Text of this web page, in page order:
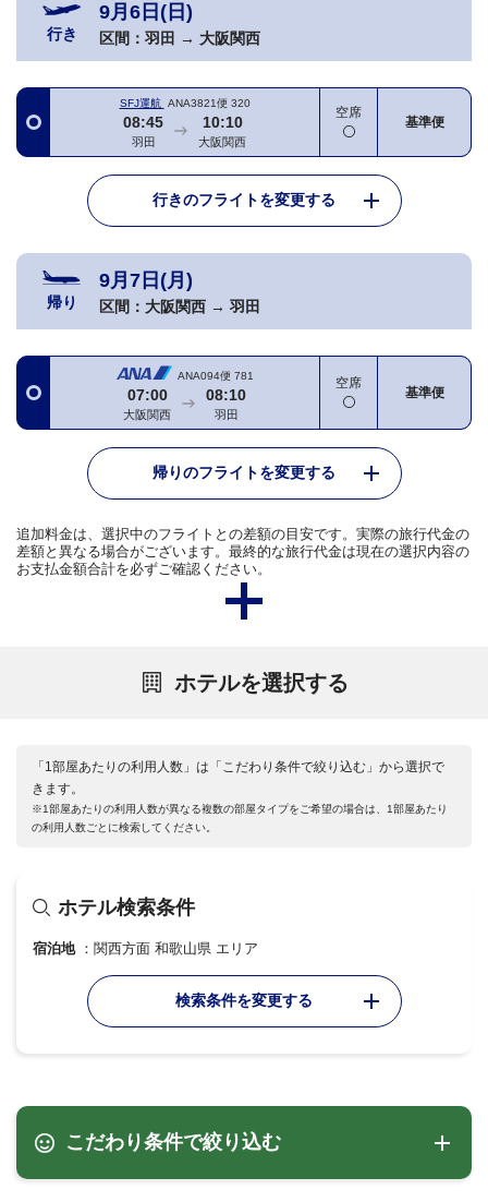
行き
9月6日(日)
区間： 羽田 → 大阪関西
SFJ運航 ANA3821便 320
08:45
羽田
10:10
大阪関西
空席
基準便
行きのフライトを変更する
帰り
9月7日(月)
区間： 大阪関西 → 羽田
ANA094便 781
07:00
大阪関西
08:10
羽田
空席
基準便
帰りのフライトを変更する
追加料金は、選択中のフライトとの差額の目安です。実際の旅行代金の
差額と異なる場合がございます。最終的な旅行代金は現在の選択内容の
お支払金額合計を必ずご確認ください。
ホテルを選択する
「1部屋あたりの利用人数」は「こだわり条件で絞り込む」から選択で
きます。
※1部屋あたりの利用人数が異なる複数の部屋タイプをご希望の場合は、1部屋あたり
の利用人数ごとに検索してください。
ホテル検索条件
宿泊地 関西方面 和歌山県 エリア
検索条件を変更する
こだわり条件で絞り込む